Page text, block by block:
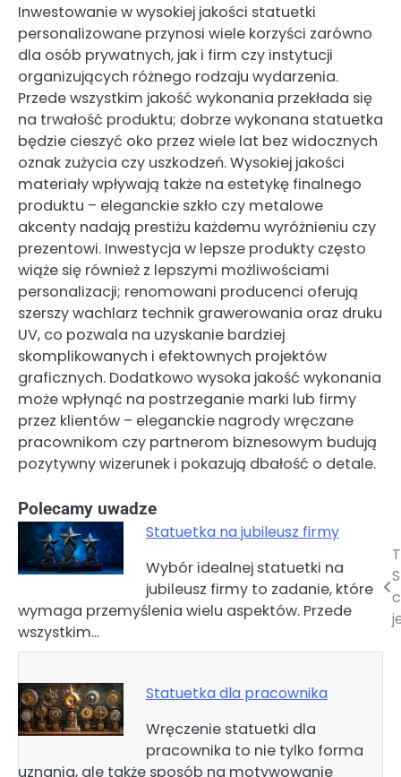
Inwestowanie w wysokiej jakości statuetki
personalizowane przynosi wiele korzyści zarówno
dla osób prywatnych, jak i firm czy instytucji
organizujących różnego rodzaju wydarzenia.
Przede wszystkim jakość wykonania przekłada się
na trwałość produktu; dobrze wykonana statuetka
będzie cieszyć oko przez wiele lat bez widocznych
oznak zużycia czy uszkodzeń. Wysokiej jakości
materiały wpływają także na estetykę finalnego
produktu – eleganckie szkło czy metalowe
akcenty nadają prestiżu każdemu wyróżnieniu czy
prezentowi. Inwestycja w lepsze produkty często
wiąże się również z lepszymi możliwościami
personalizacji; renomowani producenci oferują
szerszy wachlarz technik grawerowania oraz druku
UV, co pozwala na uzyskanie bardziej
skomplikowanych i efektownych projektów
graficznych. Dodatkowo wysoka jakość wykonania
może wpłynąć na postrzeganie marki lub firmy
przez klientów – eleganckie nagrody wręczane
pracownikom czy partnerom biznesowym budują
pozytywny wizerunek i pokazują dbałość o detale.
Polecamy uwadze
Statuetka na jubileusz firmy
Wybór idealnej statuetki na
jubileusz firmy to zadanie, które
wymaga przemyślenia wielu aspektów. Przede
wszystkim…
Statuetka dla pracownika
Wręczenie statuetki dla
pracownika to nie tylko forma
uznania, ale także sposób na motywowanie
Nawigacja